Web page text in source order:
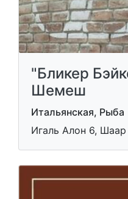
"Бликер
Шемеш
Итальянская, Рыба
Игаль Алон 6,